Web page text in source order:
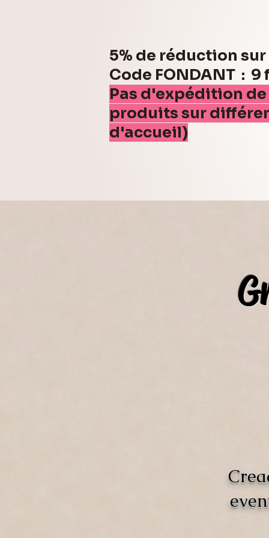
5% de réduction
Code FONDANT : 9
Pas d'expédition
produits sur
d'accueil)